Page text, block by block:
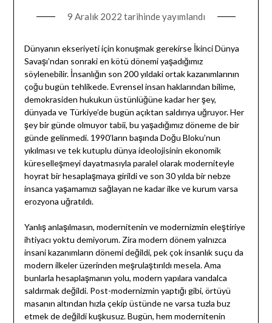
9 Aralık 2022 tarihinde yayımlandı
Dünyanın ekseriyeti için konuşmak gerekirse İkinci Dünya
Savaşı’ndan sonraki en kötü dönemi yaşadığımız
söylenebilir. İnsanlığın son 200 yıldaki ortak kazanımlarının
çoğu bugün tehlikede. Evrensel insan haklarından bilime,
demokrasiden hukukun üstünlüğüne kadar her şey,
dünyada ve Türkiye’de bugün açıktan saldırıya uğruyor. Her
şey bir günde olmuyor tabii, bu yaşadığımız döneme de bir
günde gelinmedi. 1990’ların başında Doğu Bloku’nun
yıkılması ve tek kutuplu dünya ideolojisinin ekonomik
küreselleşmeyi dayatmasıyla paralel olarak moderniteyle
hoyrat bir hesaplaşmaya girildi ve son 30 yılda bir nebze
insanca yaşamamızı sağlayan ne kadar ilke ve kurum varsa
erozyona uğratıldı.
Yanlış anlaşılmasın, modernitenin ve modernizmin eleştiriye
ihtiyacı yoktu demiyorum. Zira modern dönem yalnızca
insani kazanımların dönemi değildi, pek çok insanlık suçu da
modern ilkeler üzerinden meşrulaştırıldı mesela. Ama
bunlarla hesaplaşmanın yolu, modern yapılara vandalca
saldırmak değildi. Post-modernizmin yaptığı gibi, örtüyü
masanın altından hızla çekip üstünde ne varsa tuzla buz
etmek de değildi kuşkusuz. Bugün, hem modernitenin